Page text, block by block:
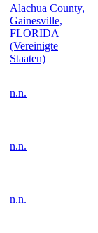
Alachua County,
Gainesville,
FLORIDA
(Vereinigte
Staaten)
n.n.
n.n.
n.n.